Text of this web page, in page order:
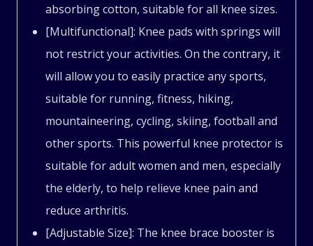
absorbing cotton, suitable for all knee sizes.
[Multifunctional]: Knee pads with springs will
not restrict your activities. On the contrary, it
will allow you to easily practice any sports,
suitable for running, fitness, hiking,
mountaineering, cycling, skiing, football and
other sports. This powerful knee protector is
suitable for adult women and men, especially
the elderly, to help relieve knee pain and
reduce arthritis.
[Adjustable Size]: The knee brace booster is